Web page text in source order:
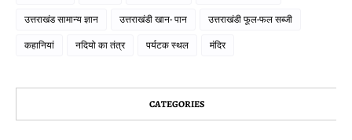
उत्तराखंड सामान्य ज्ञान उत्तराखंडी खान- पान उत्तराखंडी फूल-फल सब्जी
कहानियां नदियो का तंत्र पर्यटक स्थल मंदिर
CATEGORIES